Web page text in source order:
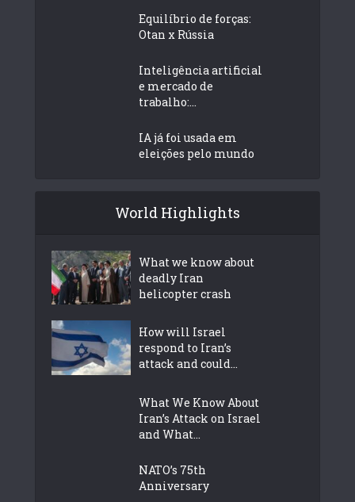
Equilíbrio de forças:
Otan x Rússia
Inteligência artificial
e mercado de
trabalho:...
IA já foi usada em
eleições pelo mundo
World Highlights
What we know about
deadly Iran
helicopter crash
How will Israel
respond to Iran’s
attack and could...
What We Know About
Iran’s Attack on Israel
and What...
NATO’s 75th
Anniversary